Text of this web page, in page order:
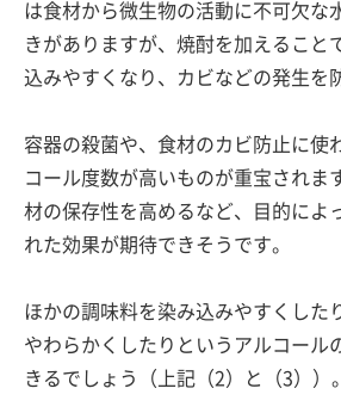
は食材から微生物の活動に不可欠な
きがありますが、焼酎を加えること
込みやすくなり、カビなどの発生を
容器の殺菌や、食材のカビ防止に使
コール度数が高いものが重宝されま
材の保存性を高めるなど、目的によ
れた効果が期待できそうです。
ほかの調味料を染み込みやすくした
やわらかくしたりというアルコール
きるでしょう（上記（2）と（3））。